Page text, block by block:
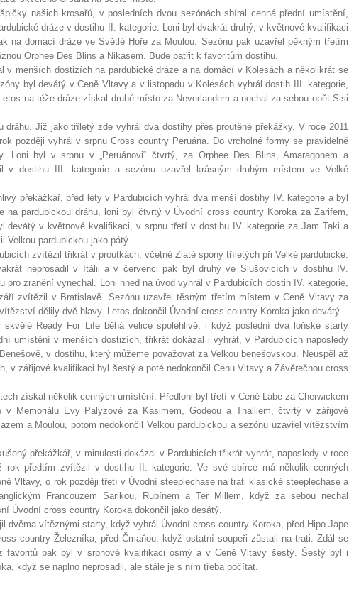
našich krosařů, v posledních dvou sezónách sbíral cenná přední umístění,
dráze v dostihu II. kategorie. Loni byl dvakrát druhý, v květnové kvalifikaci
na domácí dráze ve Světlé Hoře za Moulou. Sezónu pak uzavřel pěkným třetím
Orphee Des Blins a Nikasem. Bude patřit k favoritům dostihu.
v menších dostizích na pardubické dráze a na domácí v Kolesách a několikrát se
byl devátý v Ceně Vltavy a v listopadu v Kolesách vyhrál dostih III. kategorie,
na téže dráze získal druhé místo za Neverlandem a nechal za sebou opět Sisi
dráhu. Již jako tříletý zde vyhrál dva dostihy přes proutěné překážky. V roce 2011
později vyhrál v srpnu Cross country Peruána. Do vrcholné formy se pravidelně
Loni byl v srpnu v „Peruánovi“ čtvrtý, za Orphee Des Blins, Amaragonem a
v dostihu III. kategorie a sezónu uzavřel krásným druhým místem ve Velké
překážkář, před léty v Pardubicích vyhrál dva menší dostihy IV. kategorie a byl
na pardubickou dráhu, loni byl čtvrtý v Úvodní cross country Koroka za Zarifem,
devátý v květnové kvalifikaci, v srpnu třetí v dostihu IV. kategorie za Jam Taki a
Velkou pardubickou jako pátý.
zvítězil třikrát v proutkách, včetně Zlaté spony tříletých při Velké pardubické.
neprosadil v Itálii a v červenci pak byl druhý ve Slušovicích v dostihu IV.
pro zranění vynechal. Loni hned na úvod vyhrál v Pardubicích dostih IV. kategorie,
zvítězil v Bratislavě. Sezónu uzavřel těsným třetím místem v Ceně Vltavy za
dělily dvě hlavy. Letos dokončil Úvodní cross country Koroka jako devátý.
skvělé Ready For Life běhá velice spolehlivě, i když poslední dva loňské starty
umístění v menších dostizích, třikrát dokázal i vyhrát, v Pardubicích naposledy
v dostihu, který můžeme považovat za Velkou benešovskou. Neuspěl až
v zářijové kvalifikaci byl šestý a poté nedokončil Cenu Vltavy a Závěrečnou cross
získal několik cenných umístění. Předloni byl třetí v Ceně Labe za Cherwickem
Memoriálu Evy Palyzové za Kasimem, Godeou a Thalliem, čtvrtý v zářijové
a Moulou, potom nedokončil Velkou pardubickou a sezónu uzavřel vítězstvím
překážkář, v minulosti dokázal v Pardubicích třikrát vyhrát, naposledy v roce
rok předtím zvítězil v dostihu II. kategorie. Ve své sbírce má několik cenných
Vltavy, o rok později třetí v Úvodní steeplechase na trati klasické steeplechase a
Francouzem Sarikou, Rubínem a Ter Millem, když za sebou nechal
Úvodní cross country Koroka dokončil jako desátý.
dvěma vítěznými starty, když vyhrál Úvodní cross country Koroka, před Hipo Jape
country Železníka, před Čmaňou, když ostatní soupeři zůstali na trati. Zdál se
favoritů pak byl v srpnové kvalifikaci osmý a v Ceně Vltavy šestý. Šestý byl i
když se naplno neprosadil, ale stále je s ním třeba počítat.